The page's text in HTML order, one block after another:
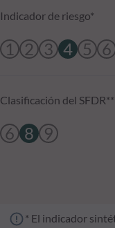
Indicador de riesgo*
1 2 3 4 5 6
Clasificación del SFDR**
6 8 9
* El indicador